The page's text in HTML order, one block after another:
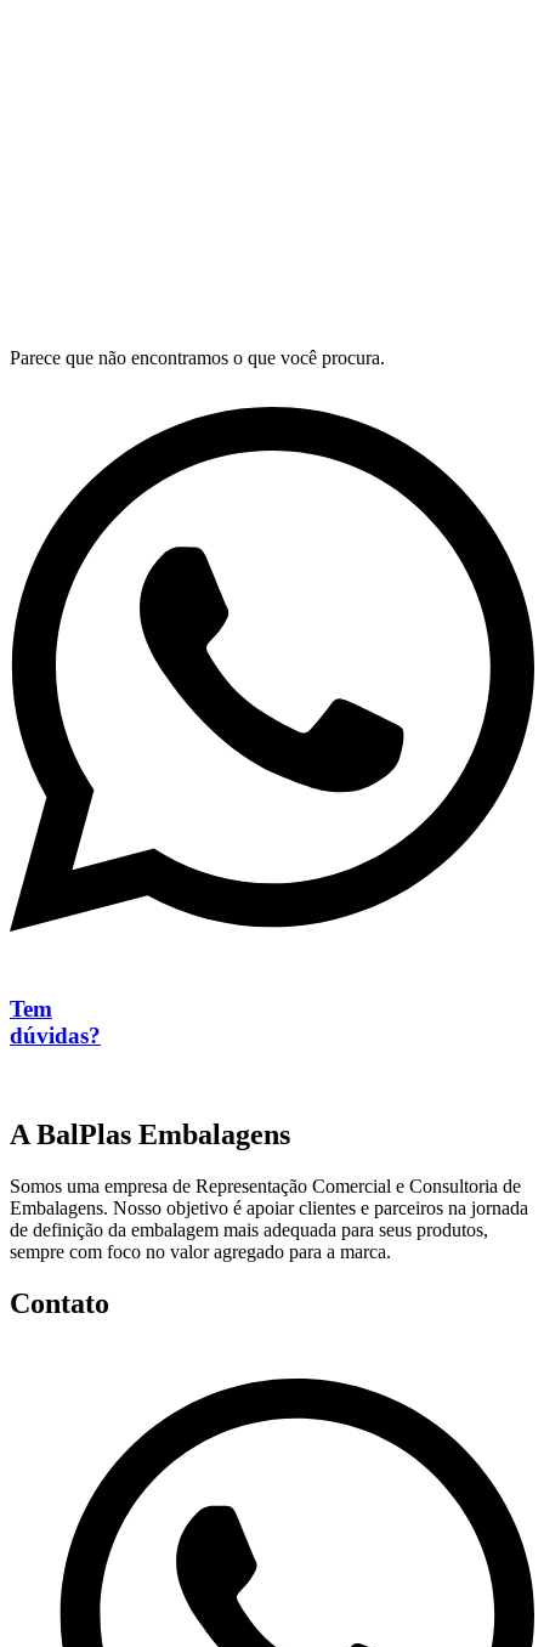
Parece que não encontramos o que você procura.
Tem
dúvidas?
A BalPlas Embalagens
Somos uma empresa de Representação Comercial e Consultoria de
Embalagens. Nosso objetivo é apoiar clientes e parceiros na jornada
de definição da embalagem mais adequada para seus produtos,
sempre com foco no valor agregado para a marca.
Contato